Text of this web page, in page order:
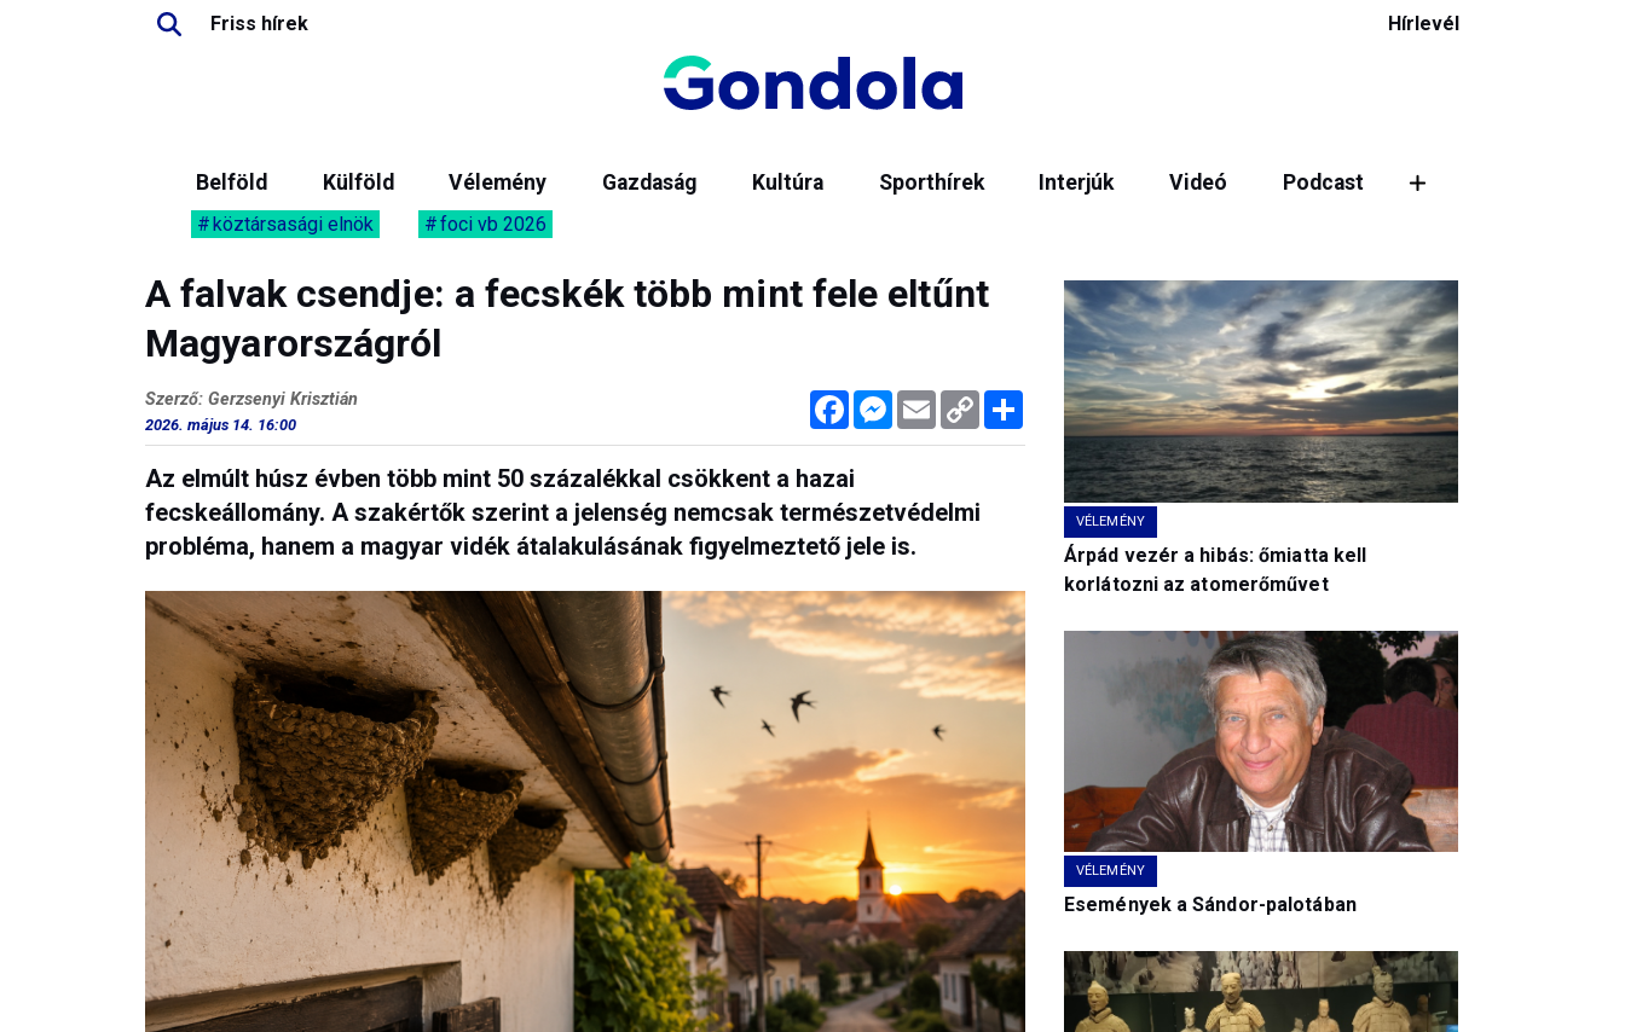
Friss hírek Hírlevél
Belföld Külföld Vélemény Gazdaság Kultúra Sporthírek Interjúk Videó Podcast
köztársasági elnök foci vb 2026
A falvak csendje: a fecskék több mint fele eltűnt
Magyarországról
FacebookMessenger
Email Copy
Link
Megosztás
Szerző: Gerzsenyi Krisztián
2026. május 14. 16:00
Az elmúlt húsz évben több mint 50 százalékkal csökkent a hazai
fecskeállomány. A szakértők szerint a jelenség nemcsak természetvédelmi
probléma, hanem a magyar vidék átalakulásának figyelmeztető jele is.
VÉLEMÉNY
Árpád vezér a hibás: őmiatta kell
korlátozni az atomerőművet
VÉLEMÉNY
Események a Sándor-palotában